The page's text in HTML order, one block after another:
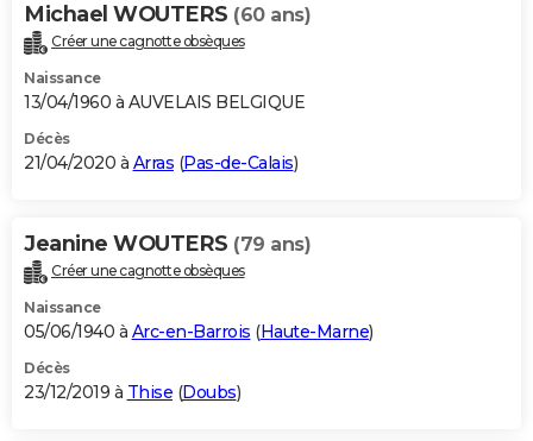
Michael WOUTERS (60 ans)
Créer une cagnotte obsèques
Naissance
13/04/1960 à AUVELAIS BELGIQUE
Décès
21/04/2020 à Arras (Pas-de-Calais)
Jeanine WOUTERS (79 ans)
Créer une cagnotte obsèques
Naissance
05/06/1940 à Arc-en-Barrois (Haute-Marne)
Décès
23/12/2019 à Thise (Doubs)